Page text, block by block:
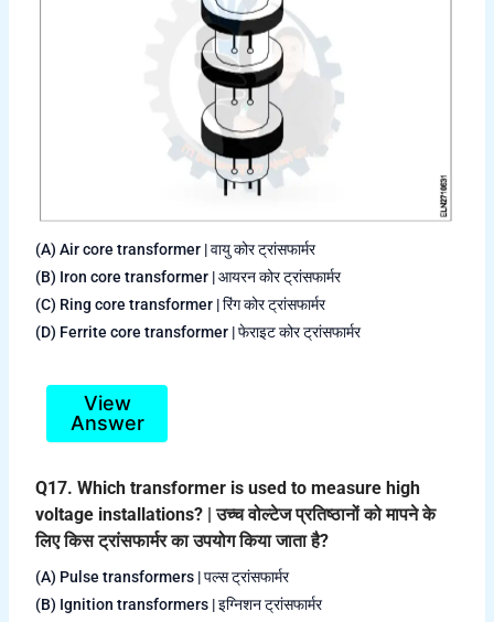
(A) Air core transformer | वायु कोर ट्रांसफार्मर
(B) Iron core transformer | आयरन कोर ट्रांसफार्मर
(C) Ring core transformer | रिंग कोर ट्रांसफार्मर
(D) Ferrite core transformer | फेराइट कोर ट्रांसफार्मर
View
Answer
Q17. Which transformer is used to measure high
voltage installations? | उच्च वोल्टेज प्रतिष्ठानों को मापने के
लिए किस ट्रांसफार्मर का उपयोग किया जाता है?
(A) Pulse transformers | पल्स ट्रांसफार्मर
(B) Ignition transformers | इग्निशन ट्रांसफार्मर